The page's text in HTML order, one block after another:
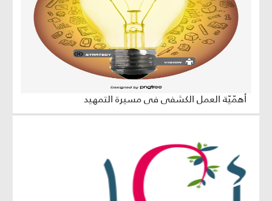
أهمّيّة العمل الكشفي في مسيرة التمهيد